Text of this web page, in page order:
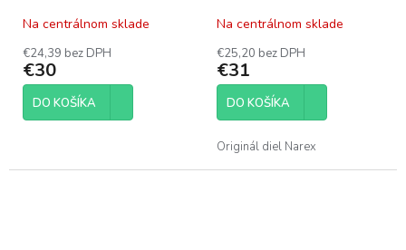
Na centrálnom sklade
€24,39 bez DPH
€30
DO KOŠÍKA
Na centrálnom sklade
€25,20 bez DPH
€31
DO KOŠÍKA
Originál diel Narex